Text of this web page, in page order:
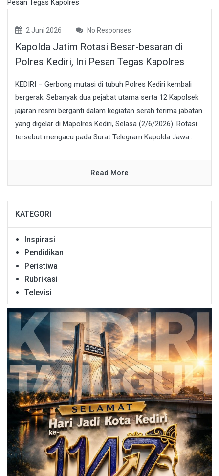
2 Juni 2026 No Responses
Kapolda Jatim Rotasi Besar-besaran di
Polres Kediri, Ini Pesan Tegas Kapolres
KEDIRI – Gerbong mutasi di tubuh Polres Kediri kembali
bergerak. Sebanyak dua pejabat utama serta 12 Kapolsek
jajaran resmi berganti dalam kegiatan serah terima jabatan
yang digelar di Mapolres Kediri, Selasa (2/6/2026). Rotasi
tersebut mengacu pada Surat Telegram Kapolda Jawa...
Read More
KATEGORI
Inspirasi
Pendidikan
Peristiwa
Rubrikasi
Televisi